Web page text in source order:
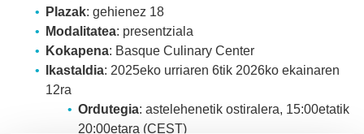
Plazak: gehienez 18
Modalitatea: presentziala
Kokapena: Basque Culinary Center
Ikastaldia: 2025eko urriaren 6tik 2026ko ekainaren
12ra
Ordutegia: astelehenetik ostiralera, 15:00etatik
20:00etara (CEST)